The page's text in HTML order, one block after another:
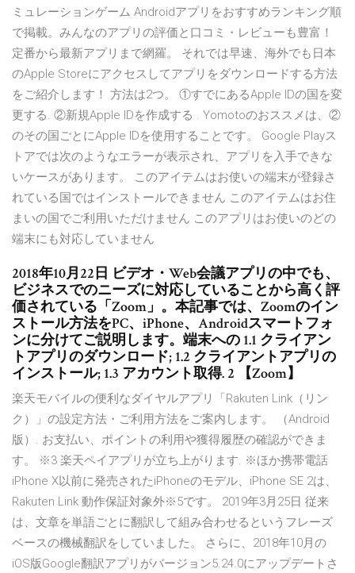
ミュレーションゲーム Androidアプリをおすすめランキング順
で掲載。みんなのアプリの評価と口コミ・レビューも豊富！
定番から最新アプリまで網羅。 それでは早速、海外でも日本
のApple Storeにアクセスしてアプリをダウンロードする方法
をご紹介します！ 方法は2つ。 ①すでにあるApple IDの国を変
更する. ②新規Apple IDを作成する . Yomotoのおススメは、②
のその国ごとにApple IDを使用することです。 Google Playス
トアでは次のようなエラーが表示され、アプリを入手できな
いケースがあります。 このアイテムはお使いの端末が登録さ
れている国ではインストールできません このアイテムはお住
まいの国でご利用いただけません このアプリはお使いのどの
端末にも対応していません
2018年10月22日 ビデオ・Web会議アプリの中でも、
ビジネスでのニーズに対応していることから高く評
価されている「Zoom」。本記事では、Zoomのイン
ストール方法をPC、iPhone、Androidスマートフォ
ンに分けてご説明します。端末への 1.1 クライアン
トアプリのダウンロード; 1.2 クライアントアプリの
インストール; 1.3 アカウント取得. 2 【Zoom】
楽天モバイルの便利なダイヤルアプリ「Rakuten Link（リン
ク）」の設定方法・ご利用方法をご案内します。 （Android
版）. お支払い、ポイントの利用や獲得履歴の確認ができま
す。 ※3 楽天ペイアプリが立ち上がります. ※ほか携帯電話
iPhone X以前に発売されたiPhoneのモデル、iPhone SE 2は、
Rakuten Link 動作保証対象外※5です。 2019年3月25日 従来
は、文章を単語ごとに翻訳して組み合わせるというフレーズ
ベースの機械翻訳をしていました。 さらに、2018年10月の
iOS版Google翻訳アプリがバージョン5.24.0にアップデートさ